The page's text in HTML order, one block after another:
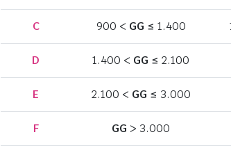
C 900 < GG ≤ 1.400
D 1.400 < GG ≤ 2.100
E 2.100 < GG ≤ 3.000
F GG > 3.000